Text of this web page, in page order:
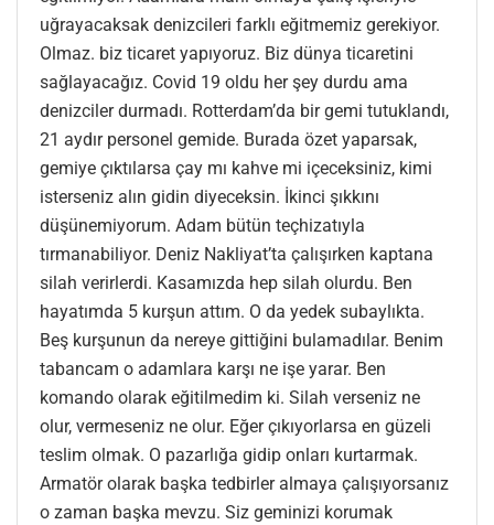
uğrayacaksak denizcileri farklı eğitmemiz gerekiyor.
Olmaz. biz ticaret yapıyoruz. Biz dünya ticaretini
sağlayacağız. Covid 19 oldu her şey durdu ama
denizciler durmadı. Rotterdam’da bir gemi tutuklandı,
21 aydır personel gemide. Burada özet yaparsak,
gemiye çıktılarsa çay mı kahve mi içeceksiniz, kimi
isterseniz alın gidin diyeceksin. İkinci şıkkını
düşünemiyorum. Adam bütün teçhizatıyla
tırmanabiliyor. Deniz Nakliyat’ta çalışırken kaptana
silah verirlerdi. Kasamızda hep silah olurdu. Ben
hayatımda 5 kurşun attım. O da yedek subaylıkta.
Beş kurşunun da nereye gittiğini bulamadılar. Benim
tabancam o adamlara karşı ne işe yarar. Ben
komando olarak eğitilmedim ki. Silah verseniz ne
olur, vermeseniz ne olur. Eğer çıkıyorlarsa en güzeli
teslim olmak. O pazarlığa gidip onları kurtarmak.
Armatör olarak başka tedbirler almaya çalışıyorsanız
o zaman başka mevzu. Siz geminizi korumak